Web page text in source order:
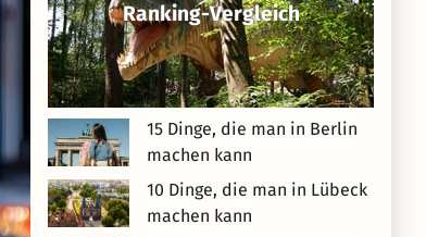
Ranking-Vergleich
15 Dinge, die man in Berlin
machen kann
10 Dinge, die man in Lübeck
machen kann